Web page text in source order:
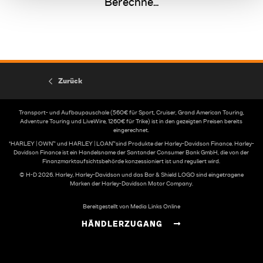
Berechne...
Zurück
Transport- und Aufbaupauschale (560€ für Sport, Cruiser, Grand American Touring,
Adventure Touring und LiveWire, 1260€ für Trike) ist in den gezeigten Preisen bereits
eingerechnet.
*HARLEY | OWN™ und HARLEY | LOAN™sind Produkte der Harley-Davidson Finance. Harley-
Davidson Finance ist ein Handelsname der Santander Consumer Bank GmbH, die von der
Finanzmarktaufsichtsbehörde konzessioniert ist und reguliert wird.
© H-D 2026. Harley, Harley-Davidson und das Bar & Shield LOGO sind eingetragene
Marken der Harley-Davidson Motor Company.
Bereitgestellt von Media Links Online
HÄNDLERZUGANG